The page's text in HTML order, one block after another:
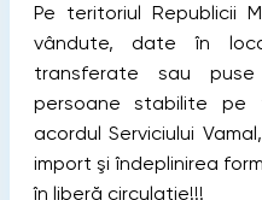
Pe teritoriul Republicii
vândute, date în
transferate sau
persoane stabilite pe
acordul Serviciului
import şi îndeplinirea
în liberă circulaţie!!!